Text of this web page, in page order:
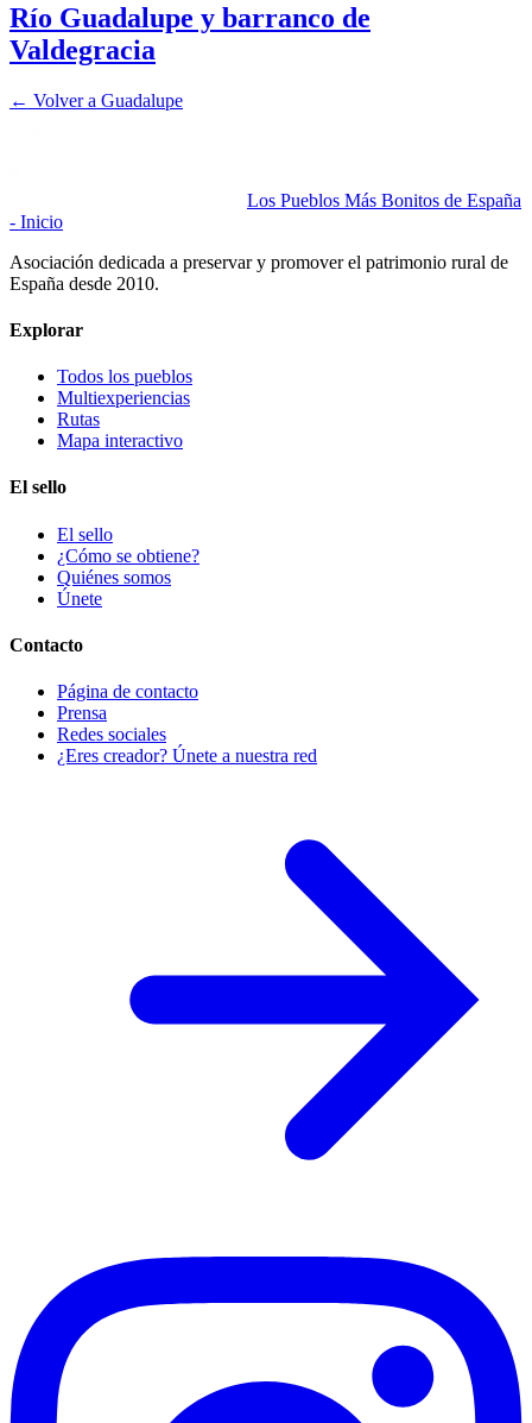
Río Guadalupe y barranco de
Valdegracia
← Volver a Guadalupe
Los Pueblos Más Bonitos de España
- Inicio
Asociación dedicada a preservar y promover el patrimonio rural de
España desde 2010.
Explorar
Todos los pueblos
Multiexperiencias
Rutas
Mapa interactivo
El sello
El sello
¿Cómo se obtiene?
Quiénes somos
Únete
Contacto
Página de contacto
Prensa
Redes sociales
¿Eres creador? Únete a nuestra red